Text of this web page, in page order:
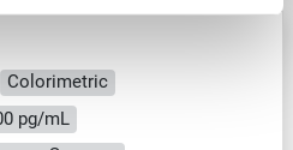
Colorimetric
pg/mL